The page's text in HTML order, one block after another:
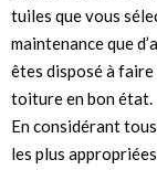
tuiles que vous
maintenance que
êtes disposé à
toiture en bon état.
En considérant
les plus